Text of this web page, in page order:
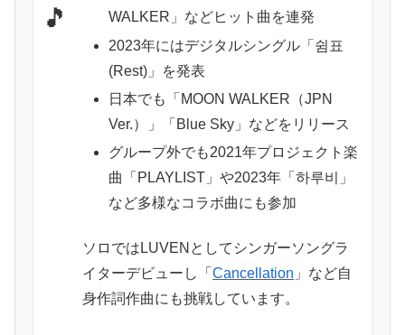
🎵
WALKER」などヒット曲を連発
2023年にはデジタルシングル「쉼표
(Rest)」を発表
日本でも「MOON WALKER（JPN
Ver.）」「Blue Sky」などをリリース
グループ外でも2021年プロジェクト楽
曲「PLAYLIST」や2023年「하루비」
など多様なコラボ曲にも参加
ソロではLUVENとしてシンガーソングラ
イターデビューし「 Cancellation 」など自
身作詞作曲にも挑戦しています。